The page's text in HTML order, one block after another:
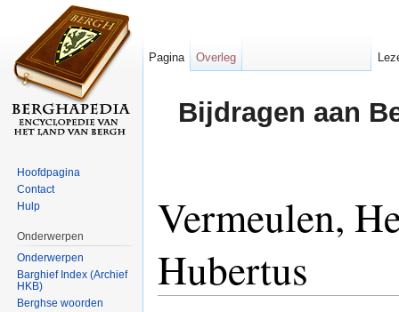
Bijdragen aan
Vermeulen,
Hubertus
Pagina Overleg
Hoofdpagina
Contact
Hulp
Onderwerpen
Onderwerpen
Barghief Index (Archief
HKB)
Berghse woorden